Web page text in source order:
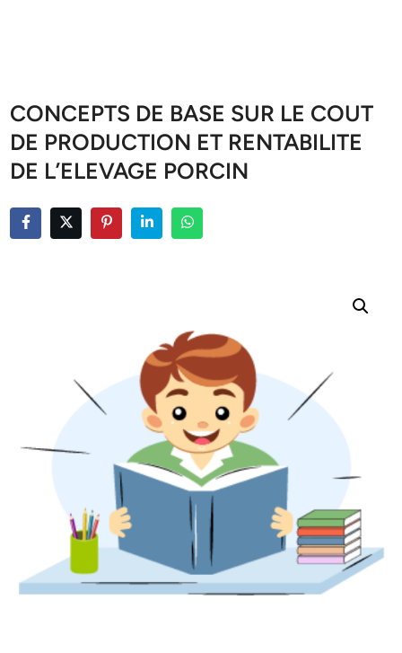
CONCEPTS DE BASE SUR LE COUT
DE PRODUCTION ET RENTABILITE
DE L’ELEVAGE PORCIN